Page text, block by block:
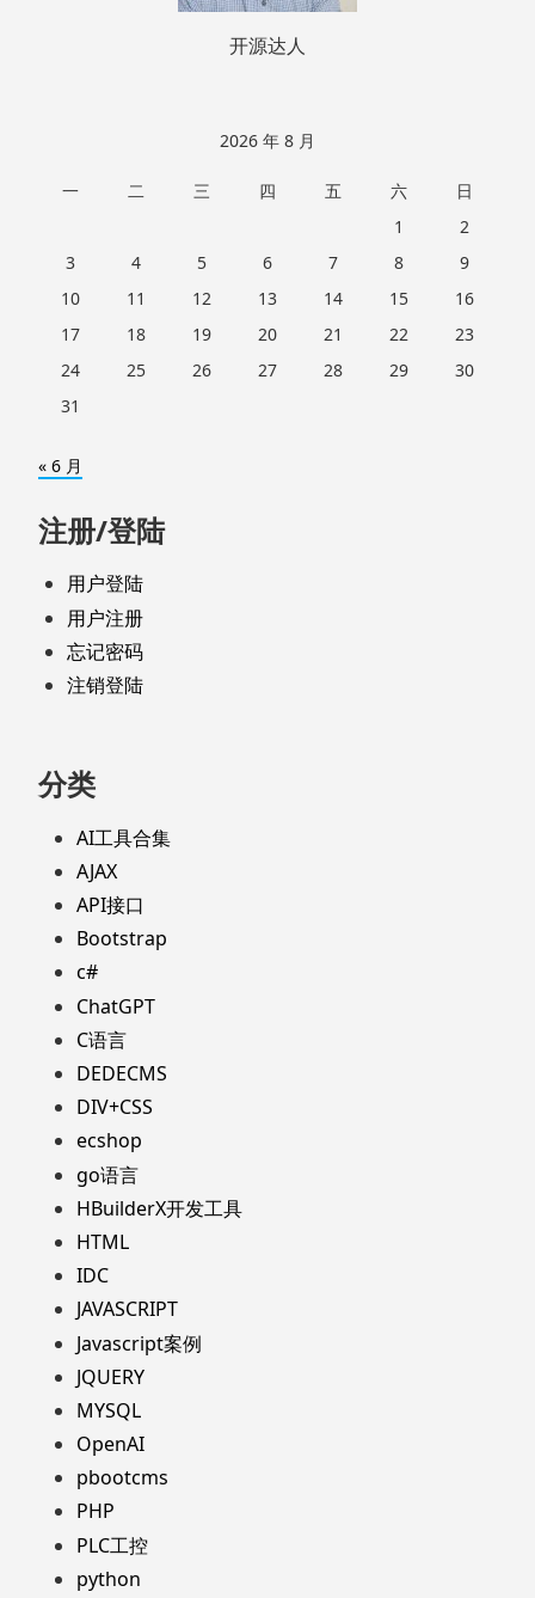
开源达人
2026 年 8 月
一 二 三 四 五 六
日
1
2
3
4 5 6 7 8
9
10
11 12 13 14 15
16
17
18 19 20 21 22
23
24
25 26 27 28 29
30
31
« 6 月
注册/登陆
用户登陆
用户注册
忘记密码
注销登陆
分类
AI工具合集
AJAX
API接口
Bootstrap
c#
ChatGPT
C语言
DEDECMS
DIV+CSS
ecshop
go语言
HBuilderX开发工具
HTML
IDC
JAVASCRIPT
Javascript案例
JQUERY
MYSQL
OpenAI
pbootcms
PHP
PLC工控
python